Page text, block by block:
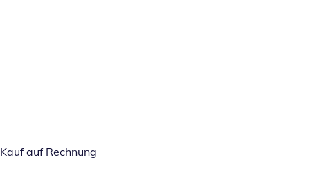
Kauf auf Rechnung